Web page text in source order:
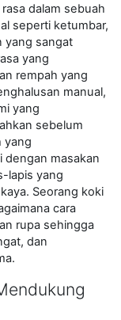
dalam sebuah
seperti ketumbar,
yang sangat
yang
rempah yang
manual,
yang
sebelum
yang
dengan masakan
lapis yang
Seorang koki
cara
rupa sehingga
dan